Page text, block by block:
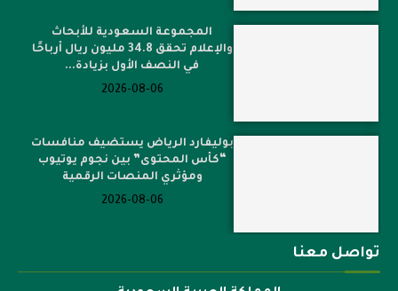
المجموعة السعودية للأبحاث
والإعلام تحقق 34.8 مليون ريال أرباحًا
في النصف الأول بزيادة...
2026-08-06
بوليفارد الرياض يستضيف منافسات
“كأس المحتوى” بين نجوم يوتيوب
ومؤثري المنصات الرقمية
2026-08-06
تواصل معنا